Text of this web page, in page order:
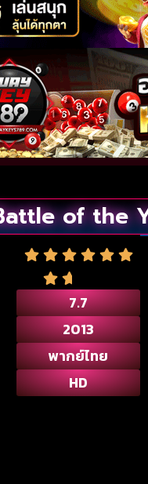
of the
7.7
2013
พากย์ไทย
HD